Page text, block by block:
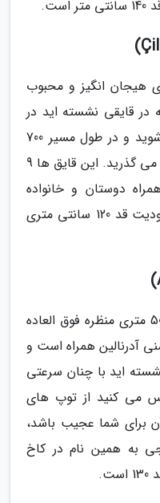
هیجان انگیز و محبوب
در قایقی نشسته اید در
رودخانه ای خروشان سرازیر می شوید و در طول مسیر 700
متری آن از آبشاری مجذوب کننده می گذرید. این قایق ها 9
دوستان و خانواده
هیجان بازی را تجربه کنید. محدودیت قد 120 سانتی متری
خود را آماده کنید تا در ارتفاعی 50 متری منظره فوق العاده
آدرنالین همراه است و
اید با چنان سرعتی
می کنید از توپ های
برای شما عجیب باشد،
به همین نام در کاخ